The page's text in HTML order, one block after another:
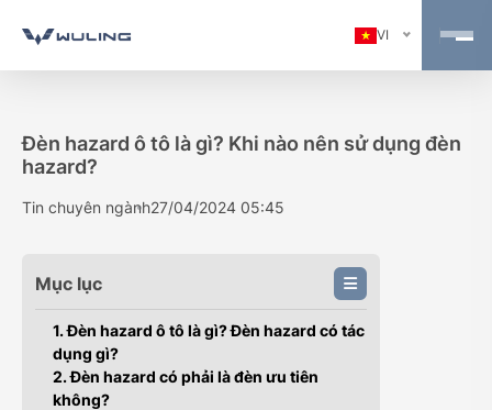
VI
Đèn hazard ô tô là gì? Khi nào nên sử dụng đèn
hazard?
Tin chuyên ngành27/04/2024 05:45
Mục lục
1. Đèn hazard ô tô là gì? Đèn hazard có tác
dụng gì?
2. Đèn hazard có phải là đèn ưu tiên
không?